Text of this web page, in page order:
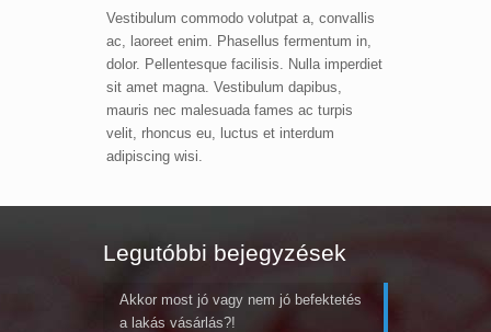
Vestibulum commodo volutpat a, convallis
ac, laoreet enim. Phasellus fermentum in,
dolor. Pellentesque facilisis. Nulla imperdiet
sit amet magna. Vestibulum dapibus,
mauris nec malesuada fames ac turpis
velit, rhoncus eu, luctus et interdum
adipiscing wisi.
Legutóbbi bejegyzések
Akkor most jó vagy nem jó befektetés
a lakás vásárlás?!